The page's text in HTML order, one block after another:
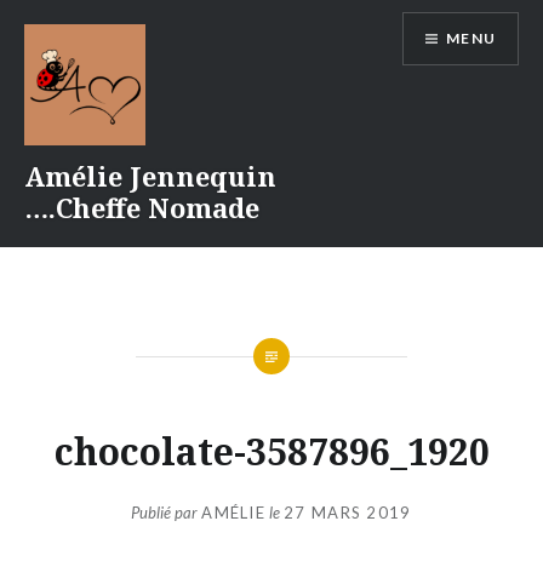
contenu
Amélie Jennequin
….Cheffe Nomade
MENU
chocolate-3587896_1920
Publié parAMÉLIE le 27 MARS 2019